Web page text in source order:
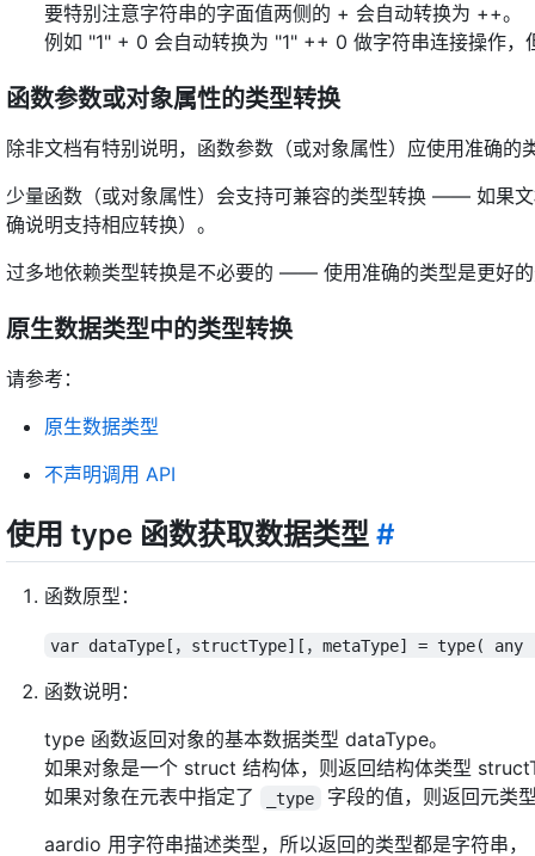
要特别注意字符串的字面值两侧的 + 会自动转换为 ++。
例如 "1" + 0 会自动转换为 "1" ++ 0 做字符串连接操作
函数参数或对象属性的类型转换
除非文档有特别说明，函数参数（或对象属性）应使用准确的
少量函数（或对象属性）会支持可兼容的类型转换 —— 如果
确说明支持相应转换）。
过多地依赖类型转换是不必要的 —— 使用准确的类型是更好
原生数据类型中的类型转换
请参考：
原生数据类型
不声明调用 API
使用 type 函数获取数据类型 #
函数原型：
var dataType[，structType][，metaType] = type( any
函数说明：
type 函数返回对象的基本数据类型 dataType。
如果对象是一个 struct 结构体，则返回结构体类型
如果对象在元表中指定了
_type
字段的值，则返回元类
aardio 用字符串描述类型，所以返回的类型都是字符串，